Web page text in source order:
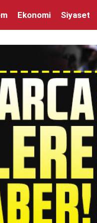
Ekonomi Siyaset